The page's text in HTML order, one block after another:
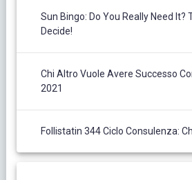
Sun Bingo: Do You Really Need It?
Decide!
Chi Altro Vuole Avere Successo
2021
Follistatin 344 Ciclo Consulenza: